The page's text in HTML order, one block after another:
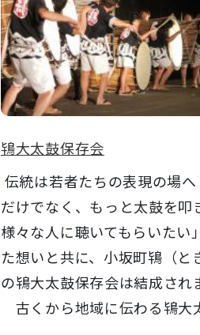
鴇大太鼓保存会
伝統は若者たちの表現の場
だけでなく、もっと太鼓を叩
様々な人に聴いてもらいたい
た想いと共に、小坂町鴇（と
の鴇大太鼓保存会は結成され
古くから地域に伝わる鴇大